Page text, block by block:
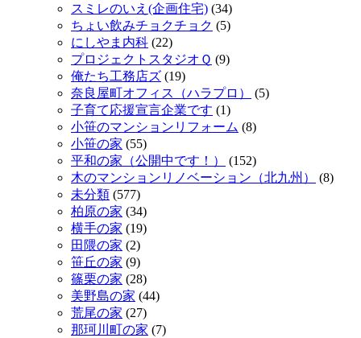
スミレのいえ(企画住宅) (34)
ちょい飲みチョクチョク (5)
にしやま内科 (22)
プロジェクトスタジオＱ (9)
俺たち工務店ズ (19)
奈良屋町オフィス（ハラプロ）
(5)
子育て応援宣言企業です (1)
小笹のマンションリフォーム (8)
小笹の家 (55)
平和の家（公開中です！）
(152)
木のマンションリノベーション（北九州）
(8)
未分類 (577)
柏原の家 (34)
横手の家 (19)
田隈の家 (2)
笹丘の家 (9)
篠栗の家 (28)
美野島の家 (44)
荒尾の家 (27)
那珂川町の家 (7)